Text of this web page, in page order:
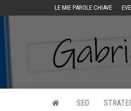
LE MIE PAROLE CHIAVE
SEO